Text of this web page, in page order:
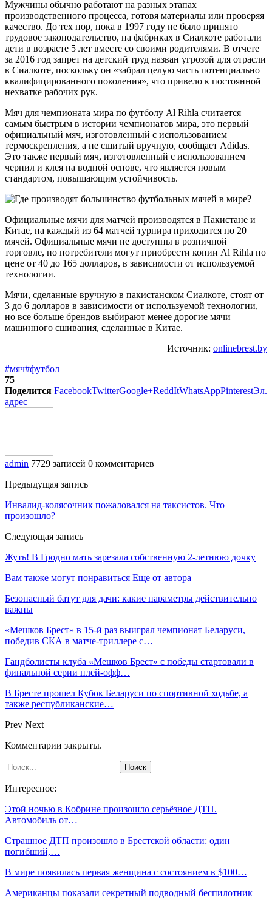
Мужчины обычно работают на разных этапах
производственного процесса, готовя материалы или проверяя
качество. До тех пор, пока в 1997 году не было принято
трудовое законодательство, на фабриках в Сиалкоте работали
дети в возрасте 5 лет вместе со своими родителями. В отчете
за 2016 год запрет на детский труд назван угрозой для отрасли
в Сиалкоте, поскольку он «забрал целую часть потенциально
квалифицированного поколения», что привело к постоянной
нехватке рабочих рук.
Мяч для чемпионата мира по футболу Al Rihla считается
самым быстрым в истории чемпионатов мира, это первый
официальный мяч, изготовленный с использованием
термоскрепления, а не сшитый вручную, сообщает Adidas.
Это также первый мяч, изготовленный с использованием
чернил и клея на водной основе, что является новым
стандартом, повышающим устойчивость.
Официальные мячи для матчей производятся в Пакистане и
Китае, на каждый из 64 матчей турнира приходится по 20
мячей. Официальные мячи не доступны в розничной
торговле, но потребители могут приобрести копии Al Rihla по
цене от 40 до 165 долларов, в зависимости от используемой
технологии.
Мячи, сделанные вручную в пакистанском Сиалкоте, стоят от
3 до 6 долларов в зависимости от используемой технологии,
но все больше брендов выбирают менее дорогие мячи
машинного сшивания, сделанные в Китае.
Источник: onlinebrest.by
#мяч#футбол
75
Поделится FacebookTwitterGoogle+ReddItWhatsAppPinterestЭл.
адрес
admin 7729 записей 0 комментариев
Предыдущая запись
Инвалид-колясочник пожаловался на таксистов. Что
произошло?
Следующая запись
Жуть! В Гродно мать зарезала собственную 2-летнюю дочку
Вам также могут понравиться Еще от автора
Безопасный батут для дачи: какие параметры действительно
важны
«Мешков Брест» в 15-й раз выиграл чемпионат Беларуси,
победив СКА в матче-триллере с…
Гандболисты клуба «Мешков Брест» с победы стартовали в
финальной серии плей-офф…
В Бресте прошел Кубок Беларуси по спортивной ходьбе, а
также республиканские…
Prev Next
Комментарии закрыты.
Интересное:
Этой ночью в Кобрине произошло серьёзное ДТП.
Автомобиль от…
Страшное ДТП произошло в Брестской области: один
погибший,…
В мире появилась первая женщина с состоянием в $100…
Американцы показали секретный подводный беспилотник